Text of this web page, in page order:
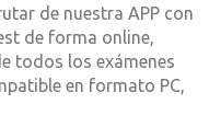
de nuestra APP con
de forma online,
todos los exámenes
en formato PC,